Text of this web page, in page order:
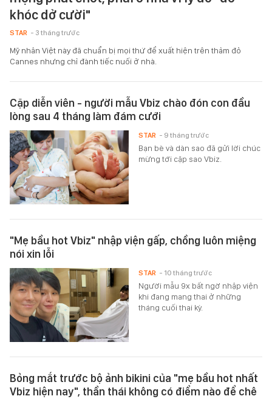
khóc dở cười"
STAR - 3 tháng trước
Mỹ nhân Việt này đã chuẩn bị mọi thứ để xuất hiện trên thảm đỏ
Cannes nhưng chỉ đành tiếc nuối ở nhà.
Cặp diễn viên - người mẫu Vbiz chào đón con đầu
lòng sau 4 tháng làm đám cưới
Bạn bè và dàn sao đã gửi lời chúc
mừng tới cặp sao Vbiz.
STAR - 9 tháng trước
"Mẹ bầu hot Vbiz" nhập viện gấp, chồng luôn miệng
nói xin lỗi
Người mẫu 9x bất ngờ nhập viện
khi đang mang thai ở những
tháng cuối thai kỳ.
STAR - 10 tháng trước
Bỏng mắt trước bộ ảnh bikini của "mẹ bầu hot nhất
Vbiz hiện nay", thần thái không có điểm nào để chê